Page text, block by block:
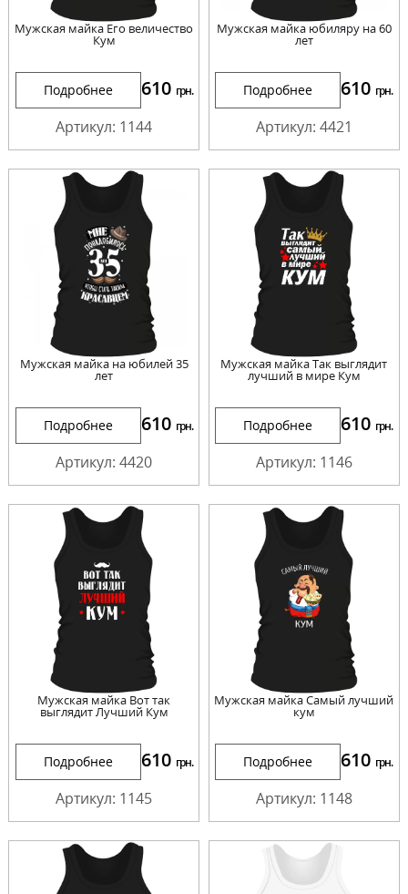
Мужская майка Его величество
Кум
Подробнее 610 грн.
Артикул: 1144
Мужская майка юбиляру на 60
лет
Подробнее 610 грн.
Артикул: 4421
Мужская майка на юбилей 35
лет
Подробнее 610 грн.
Артикул: 4420
Мужская майка Так выглядит
лучший в мире Кум
Подробнее 610 грн.
Артикул: 1146
Мужская майка Вот так
выглядит Лучший Кум
Подробнее 610 грн.
Артикул: 1145
Мужская майка Самый лучший
кум
Подробнее 610 грн.
Артикул: 1148